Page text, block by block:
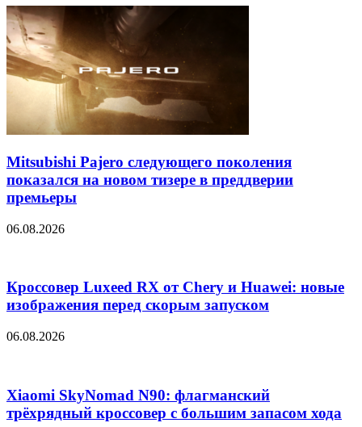
Mitsubishi Pajero следующего поколения
показался на новом тизере в преддверии
премьеры
06.08.2026
Кроссовер Luxeed RX от Chery и Huawei: новые
изображения перед скорым запуском
06.08.2026
Xiaomi SkyNomad N90: флагманский
трёхрядный кроссовер с большим запасом хода